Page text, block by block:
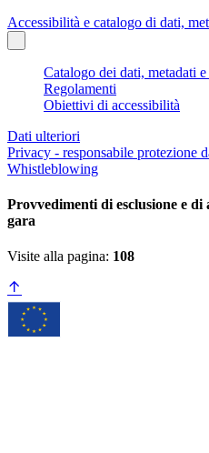
Accessibilità e catalogo di dati,
Catalogo dei dati, metadati
Regolamenti
Obiettivi di accessibilità
Dati ulteriori
Privacy - responsabile protezione
Whistleblowing
Provvedimenti di esclusione e
gara
Visite alla pagina: 108